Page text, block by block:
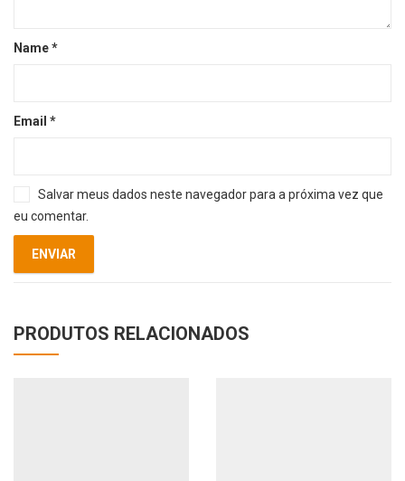
Name*
Email *
Salvar meus dados neste navegador para a próxima vez que
eu comentar.
PRODUTOS RELACIONADOS